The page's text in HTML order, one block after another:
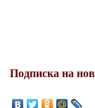
Подписка на